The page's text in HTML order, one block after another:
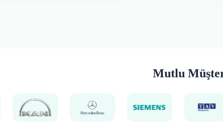
Mutlu